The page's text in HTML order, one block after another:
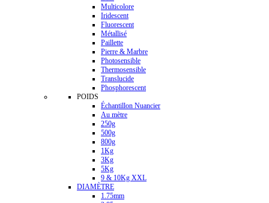
Multicolore
Iridescent
Fluorescent
Métallisé
Paillette
Pierre & Marbre
Photosensible
Thermosensible
Translucide
Phosphorescent
POIDS
Échantillon Nuancier
Au mètre
250g
500g
800g
1Kg
3Kg
5Kg
9 & 10Kg XXL
DIAMÈTRE
1.75mm